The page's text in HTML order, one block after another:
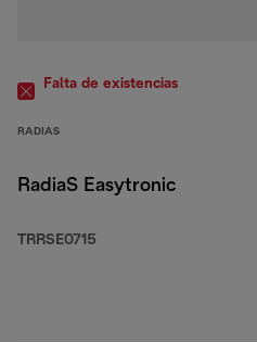
Falta de existencias
RADIAS
RadiaS Easytronic
TRRSE0715